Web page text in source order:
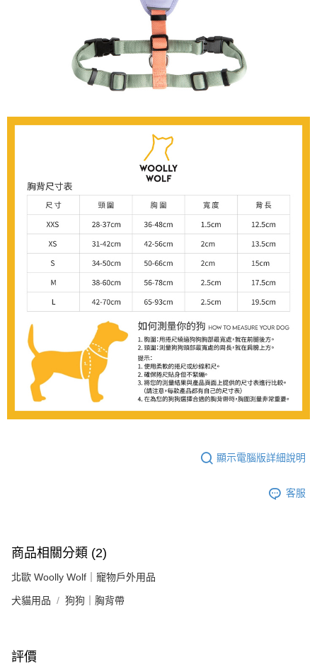
顯示電腦版詳細說明
客服
商品相關分類 (2)
北歐 Woolly Wolf｜寵物戶外用品
犬貓用品 狗狗｜胸背帶
評價